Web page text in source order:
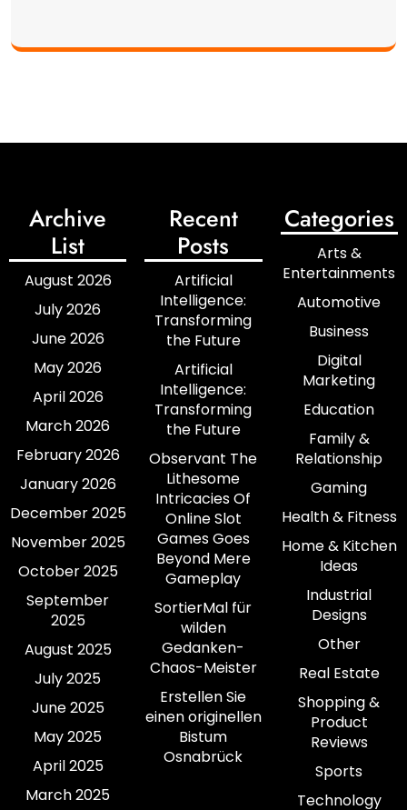
Archive
List
August 2026
July 2026
June 2026
May 2026
April 2026
March 2026
February 2026
January 2026
December 2025
November 2025
October 2025
September
2025
August 2025
July 2025
June 2025
May 2025
April 2025
March 2025
Recent
Posts
Artificial
Intelligence:
Transforming
the Future
Artificial
Intelligence:
Transforming
the Future
Observant The
Lithesome
Intricacies Of
Online Slot
Games Goes
Beyond Mere
Gameplay
SortierMal für
wilden
Gedanken-
Chaos-Meister
Erstellen Sie
einen originellen
Bistum
Osnabrück
Categories
Arts &
Entertainments
Automotive
Business
Digital
Marketing
Education
Family &
Relationship
Gaming
Health & Fitness
Home & Kitchen
Ideas
Industrial
Designs
Other
Real Estate
Shopping &
Product
Reviews
Sports
Technology